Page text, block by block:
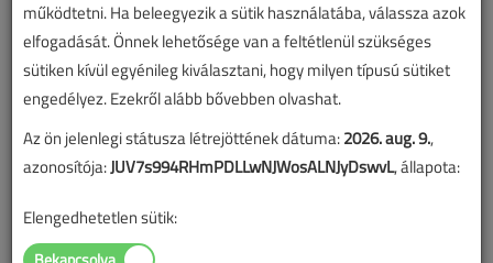
Lapszám:
TARTALOM
HKL Légtechnika
Lakásszellőzés felsőfokon
2021/11. lapszám
működtetni. Ha beleegyezik a sütik használatába, válassza azok
elfogadását. Önnek lehetősége van a feltétlenül szükséges
sütiken kívül egyénileg kiválasztani, hogy milyen típusú sütiket
engedélyez. Ezekről alább bővebben olvashat.
Az ön jelenlegi státusza létrejöttének dátuma:2026. aug. 9.,
azonosítója:JUV7s994RHmPDLLwNJWosALNJyDswvL, állapota:
Elengedhetetlen sütik: